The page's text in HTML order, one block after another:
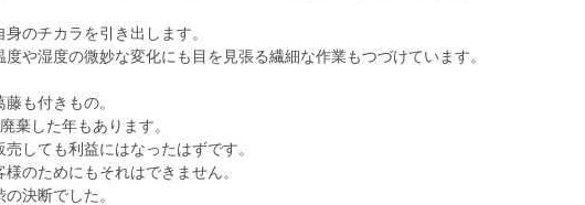
のチカラを引き出します。
や湿度の微妙な変化にも目を見張る繊細な作業もつづけています。
も付きもの。
棄した年もあります。
しても利益にはなったはずです。
のためにもそれはできません。
決断でした。